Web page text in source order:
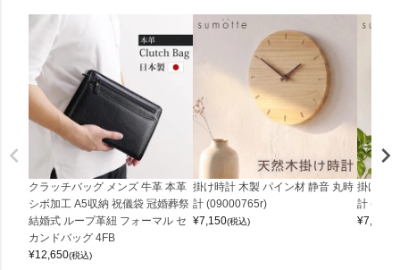
クラッチバッグ メンズ 牛革 本革
シボ加工 A5収納 祝儀袋 冠婚葬祭
結婚式 ループ革紐 フォーマル セ
カンドバッグ 4FB
¥12,650(税込)
掛け時計 木製 パイン材 静音 丸時
計 (09000765r)
¥7,150(税込)
掛け時
計
¥7,150